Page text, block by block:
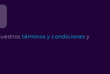
términos y condiciones y